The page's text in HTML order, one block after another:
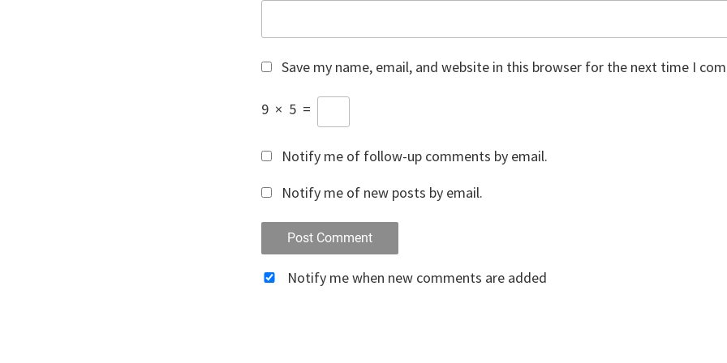
Save my name, email, and website in this browser for the next time I
9 × 5 =
Notify me of follow-up comments by email.
Notify me of new posts by email.
Notify me when new comments are added